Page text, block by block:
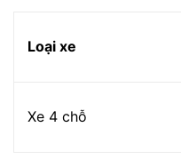
Loại xe
Xe 4 chỗ